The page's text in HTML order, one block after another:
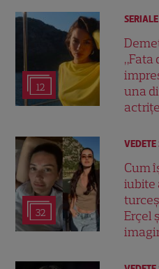
12
„Fata
una
32
Cum
iubite
Erçel